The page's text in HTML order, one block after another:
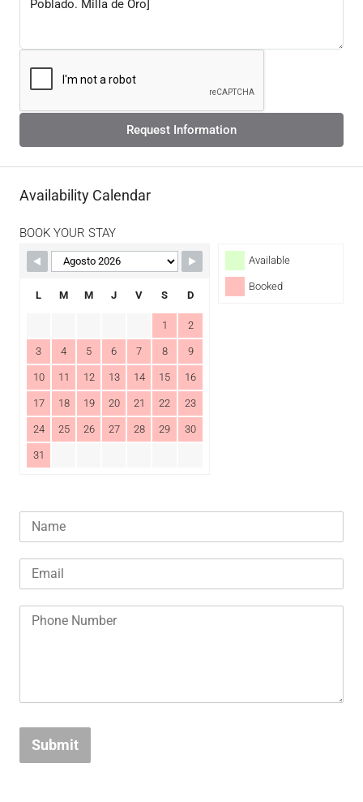
Request Information
Availability Calendar
BOOK YOUR STAY
Available
Booked
L M M J V S D
1 2
3 4 5 6 7 8 9
10 11 12 13 14 15 16
17 18 19 20 21 22 23
24 25 26 27 28 29 30
31
Submit